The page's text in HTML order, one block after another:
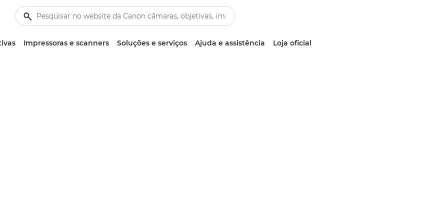
Impressoras e scanners Soluções e serviços Ajuda e assistência Loja oficial